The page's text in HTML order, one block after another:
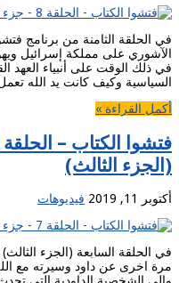
في الحلقة الثامنة من برنامج
الآشوري على مملكة إسرائيل
في ذلك الوقت على أنبياء العهد
السياسية وكيف كانت يد الله
أكمل القراءة »
فتشوا الكتاب –
(الجزء الثالث)
أكتوبر 11, 2019 فيديوهات
في الحلقة السابعة (الجزء
مرة اخرى عن داود وسيرته مع